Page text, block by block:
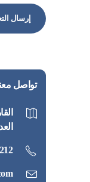
تواصل